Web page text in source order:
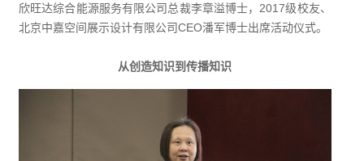
欣旺达综合能源服务有限公司总裁李章溢博士，2017级校友、
北京中嘉空间展示设计有限公司CEO潘军博士出席活动仪式。
从创造知识到传播知识